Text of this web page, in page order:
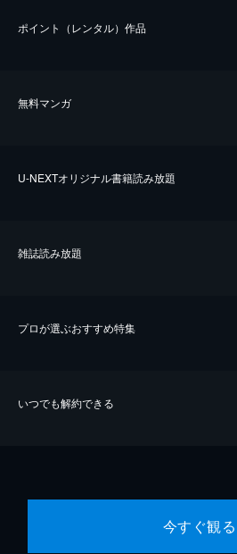
ポイント（レンタル）作品
無料マンガ
U-NEXTオリジナル書籍読み放題
雑誌読み放題
プロが選ぶおすすめ特集
いつでも解約できる
今すぐ観る